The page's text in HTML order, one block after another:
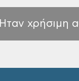
Ηταν χρήσιμη